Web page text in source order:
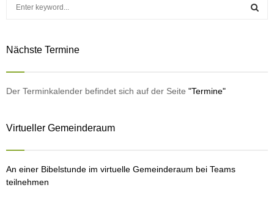
c
o
Nächste Termine
Der Terminkalender befindet sich auf der Seite "Termine"
Virtueller Gemeinderaum
An einer Bibelstunde im virtuelle Gemeinderaum bei Teams
teilnehmen